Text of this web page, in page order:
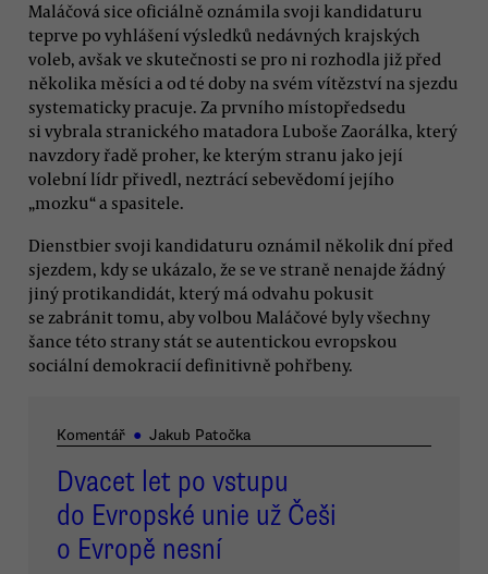
Maláčová sice oficiálně oznámila svoji kandidaturu
teprve po vyhlášení výsledků nedávných krajských
voleb, avšak ve skutečnosti se pro ni rozhodla již před
několika měsíci a od té doby na svém vítězství na sjezdu
systematicky pracuje. Za prvního místopředsedu
si vybrala stranického matadora Luboše Zaorálka, který
navzdory řadě proher, ke kterým stranu jako její
volební lídr přivedl, neztrácí sebevědomí jejího
„mozku“ a spasitele.
Dienstbier svoji kandidaturu oznámil několik dní před
sjezdem, kdy se ukázalo, že se ve straně nenajde žádný
jiný protikandidát, který má odvahu pokusit
se zabránit tomu, aby volbou Maláčové byly všechny
šance této strany stát se autentickou evropskou
sociální demokracií definitivně pohřbeny.
Komentář ● Jakub Patočka
Dvacet let po vstupu
do Evropské unie už Češi
o Evropě nesní